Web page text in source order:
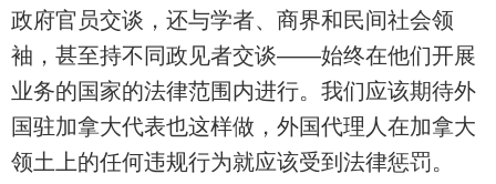
政府官员交谈，还与学者、商界和民间社会领
袖，甚至持不同政见者交谈——始终在他们开展
业务的国家的法律范围内进行。我们应该期待外
国驻加拿大代表也这样做，外国代理人在加拿大
领土上的任何违规行为就应该受到法律惩罚。